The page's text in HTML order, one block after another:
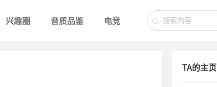
兴趣圈 音质品鉴 电竞 汽车音响
TA的主页